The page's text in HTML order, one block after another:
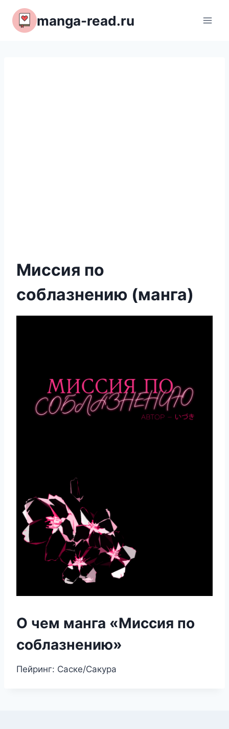
Перейти
содержимому
manga-read.ru
Миссия по
соблазнению (манга)
О чем манга «Миссия по
соблазнению»
Пейринг: Саске/Сакура